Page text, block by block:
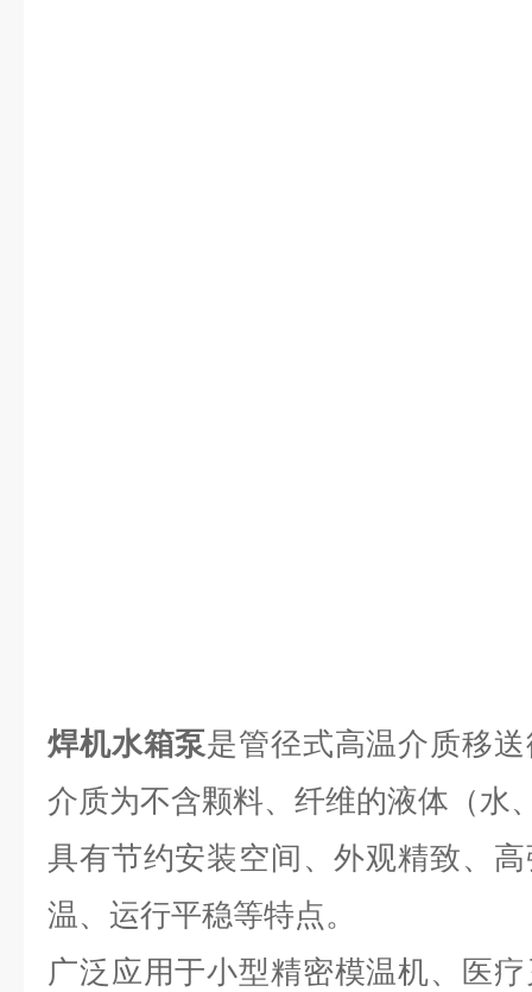
焊机水箱泵是管径式高温介质移
介质为不含颗料、纤维的液体（水
具有节约安装空间、外观精致、
温、运行平稳等特点。
广泛应用于小型精密模温机、医